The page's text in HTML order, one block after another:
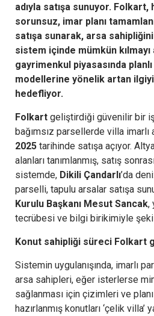
adıyla satışa sunuyor. Folkart,
sorunsuz, imar planı
satışa sunarak, arsa
sistem içinde mümkün kılmayı
gayrimenkul piyasasında
modellerine yönelik artan ilgiyi
hedefliyor.
Folkart geliştirdiği güvenilir bir
bağımsız parsellerde villa imarlı
2025 tarihinde satışa açıyor.
alanları tanımlanmış, satış
sistemde, Dikili Çandarlı’da
parselli, tapulu arsalar satışa
Kurulu Başkanı Mesut Sancak,
tecrübesi ve bilgi birikimiyle
Konut sahipliği süreci Folkart
Sistemin uygulanışında, imarlı
arsa sahipleri, eğer isterlerse
sağlanması için çizimleri ve
hazırlanmış konutları ‘çelik villa’